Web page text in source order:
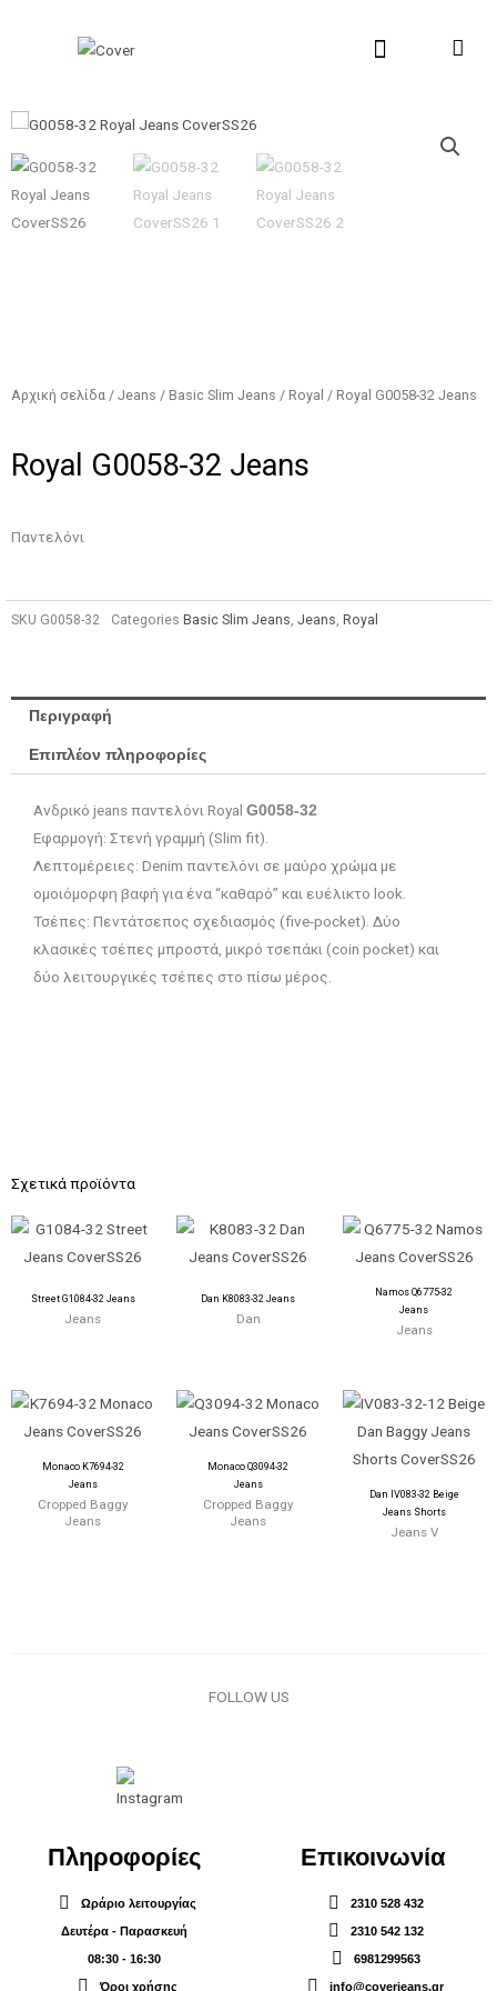
Αρχική σελίδα / Jeans / Basic Slim Jeans / Royal / Royal G0058-32 Jeans
Royal G0058-32 Jeans
Παντελόνι
SKU G0058-32 Categories Basic Slim Jeans, Jeans, Royal
Περιγραφή
Επιπλέον πληροφορίες
Ανδρικό jeans παντελόνι Royal G0058-32
Εφαρμογή: Στενή γραμμή (Slim fit).
Λεπτομέρειες: Denim παντελόνι σε μαύρο χρώμα με
ομοιόμορφη βαφή για ένα “καθαρό” και ευέλικτο look.
Τσέπες: Πεντάτσεπος σχεδιασμός (five-pocket). Δύο
κλασικές τσέπες μπροστά, μικρό τσεπάκι (coin pocket) και
δύο λειτουργικές τσέπες στο πίσω μέρος.
Σχετικά προϊόντα
Street G1084-32 Jeans
Jeans
Dan K8083-32 Jeans
Dan
Namos Q6775-32
Jeans
Jeans
Monaco K7694-32
Jeans
Cropped Baggy
Jeans
Monaco Q3094-32
Jeans
Cropped Baggy
Jeans
Dan IV083-32 Beige
Jeans Shorts
Jeans V
FOLLOW US
Πληροφορίες
Ωράριο λειτουργίας
Δευτέρα - Παρασκευή
08:30 - 16:30
Όροι χρήσης
Επικοινωνία
2310 528 432
2310 542 132
6981299563
info@coverjeans.gr